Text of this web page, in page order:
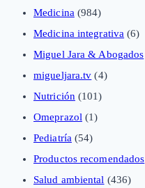
Medicina (984)
Medicina integrativa (6)
Miguel Jara & Abogados
migueljara.tv (4)
Nutrición (101)
Omeprazol (1)
Pediatría (54)
Productos recomendados
Salud ambiental (436)